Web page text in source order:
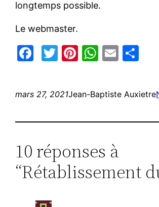
longtemps possible.
Le webmaster.
Facebook
Twitter
Pinterest
Email
mars 27, 2021Jean-Baptiste Auxietre
10 réponses à
“Rétablissement